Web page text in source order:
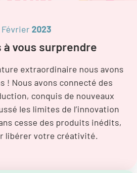
Février2023
à vous surprendre
extraordinaire nous avons
! Nous avons connecté des
conquis de nouveaux
les limites de l’innovation
cesse des produits inédits,
libérer votre créativité.